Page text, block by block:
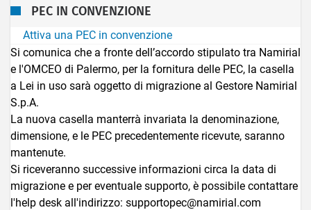
PEC IN CONVENZIONE
Attiva una PEC in convenzione
Si comunica che a fronte dell’accordo stipulato tra Namirial
e l'OMCEO di Palermo, per la fornitura delle PEC, la casella
a Lei in uso sarà oggetto di migrazione al Gestore Namirial
S.p.A.
La nuova casella manterrà invariata la denominazione,
dimensione, e le PEC precedentemente ricevute, saranno
mantenute.
Si riceveranno successive informazioni circa la data di
migrazione e per eventuale supporto, è possibile contattare
l'help desk all'indirizzo: supportopec@namirial.com